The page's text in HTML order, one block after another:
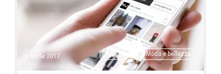
Applicazioni Moda e bellezza
8 Aprile 2017